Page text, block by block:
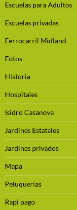
Escuelas para Adultos
Escuelas privadas
Ferrocarril Midland
Fotos
Historia
Hospitales
Isidro Casanova
Jardines Estatales
Jardines privados
Mapa
Peluquerías
Rapi pago